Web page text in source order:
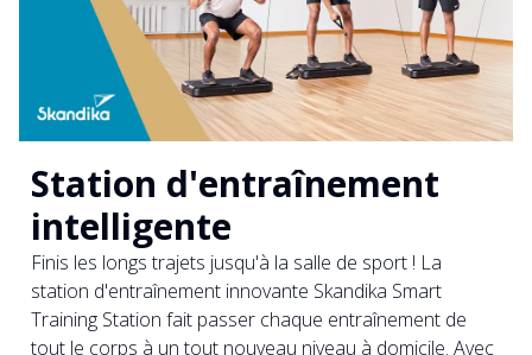
Station d'entraînement
intelligente
Finis les longs trajets jusqu'à la salle de sport ! La
station d'entraînement innovante Skandika Smart
Training Station fait passer chaque entraînement de
tout le corps à un tout nouveau niveau à domicile. Avec